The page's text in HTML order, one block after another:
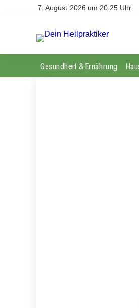
7. August 2026 um 20:25 Uhr
Gesundheit & Ernährung